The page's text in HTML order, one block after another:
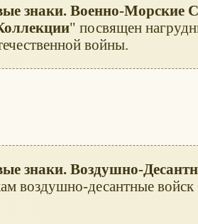
знаки. Военно-
" посвящен
войны.
знаки. Воздушно-
воздушно-десантные